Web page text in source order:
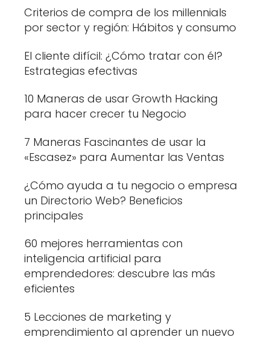
Criterios de compra de los millennials
por sector y región: Hábitos y consumo
El cliente difícil: ¿Cómo tratar con él?
Estrategias efectivas
10 Maneras de usar Growth Hacking
para hacer crecer tu Negocio
7 Maneras Fascinantes de usar la
«Escasez» para Aumentar las Ventas
¿Cómo ayuda a tu negocio o empresa
un Directorio Web? Beneficios
principales
60 mejores herramientas con
inteligencia artificial para
emprendedores: descubre las más
eficientes
5 Lecciones de marketing y
emprendimiento al aprender un nuevo